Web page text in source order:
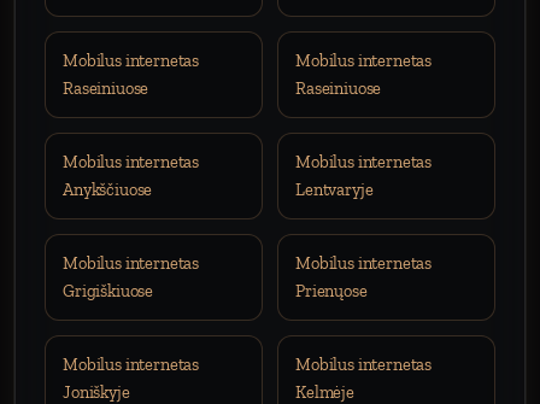
Mobilus internetas
Raseiniuose
Mobilus internetas
Raseiniuose
Mobilus internetas
Anykščiuose
Mobilus internetas
Lentvaryje
Mobilus internetas
Grigiškiuose
Mobilus internetas
Prienųose
Mobilus internetas
Joniškyje
Mobilus internetas
Kelmėje